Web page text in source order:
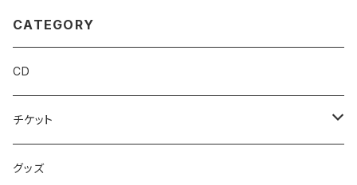
CATEGORY
CD
チケット
予約フォーム
グッズ